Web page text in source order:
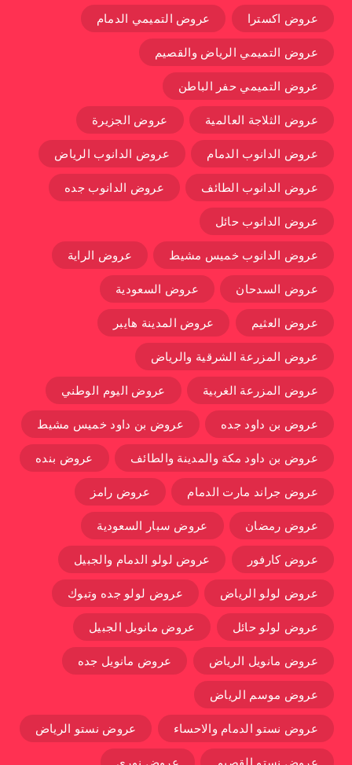
عروض اكسترا عروض التميمي الدمام
عروض التميمي الرياض والقصيم
عروض التميمي حفر الباطن
عروض الثلاجة العالمية عروض الجزيرة
عروض الدانوب الدمام عروض الدانوب الرياض
عروض الدانوب الطائف عروض الدانوب جده
عروض الدانوب حائل
عروض الدانوب خميس مشيط عروض الراية
عروض السدحان عروض السعودية
عروض العثيم عروض المدينة هايبر
عروض المزرعة الشرقية والرياض
عروض المزرعة الغربية عروض اليوم الوطني
عروض بن داود جده عروض بن داود خميس مشيط
عروض بن داود مكة والمدينة والطائف عروض بنده
عروض جراند مارت الدمام عروض رامز
عروض رمضان عروض سبار السعودية
عروض كارفور عروض لولو الدمام والجبيل
عروض لولو الرياض عروض لولو جده وتبوك
عروض لولو حائل عروض مانويل الجبيل
عروض مانويل الرياض عروض مانويل جده
عروض موسم الرياض
عروض نستو الدمام والاحساء عروض نستو الرياض